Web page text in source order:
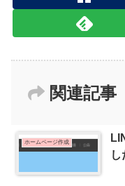
関連記事
ホームページ作成
し